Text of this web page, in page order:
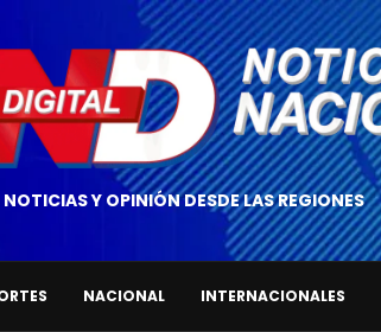
NOTICIAS Y OPINIÓN DESDE LAS REGIONES
NACIONAL INTERNACIONALES